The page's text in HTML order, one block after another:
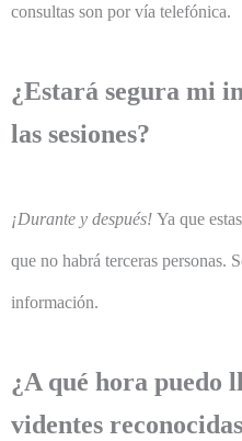
consultas son por vía telefónica.
¿Estará segura mi
las sesiones?
¡Durante y después! Ya que estas
que no habrá terceras personas.
información.
¿A qué hora puedo
videntes